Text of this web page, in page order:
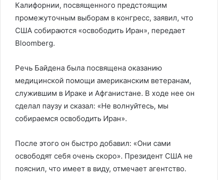
Калифорнии, посвященного предстоящим
промежуточным выборам в конгресс, заявил, что
США собираются «освободить Иран», передает
Bloomberg.
Речь Байдена была посвящена оказанию
медицинской помощи американским ветеранам,
служившим в Ираке и Афганистане. В ходе нее он
сделал паузу и сказал: «Не волнуйтесь, мы
собираемся освободить Иран».
После этого он быстро добавил: «Они сами
освободят себя очень скоро». Президент США не
пояснил, что имеет в виду, отмечает агентство.